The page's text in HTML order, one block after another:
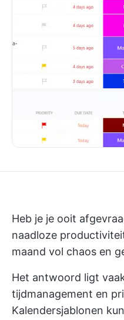
Heb je je ooit
naadloze
maand vol chaos en
Het antwoord ligt
tijdmanagement en
Kalendersjablonen